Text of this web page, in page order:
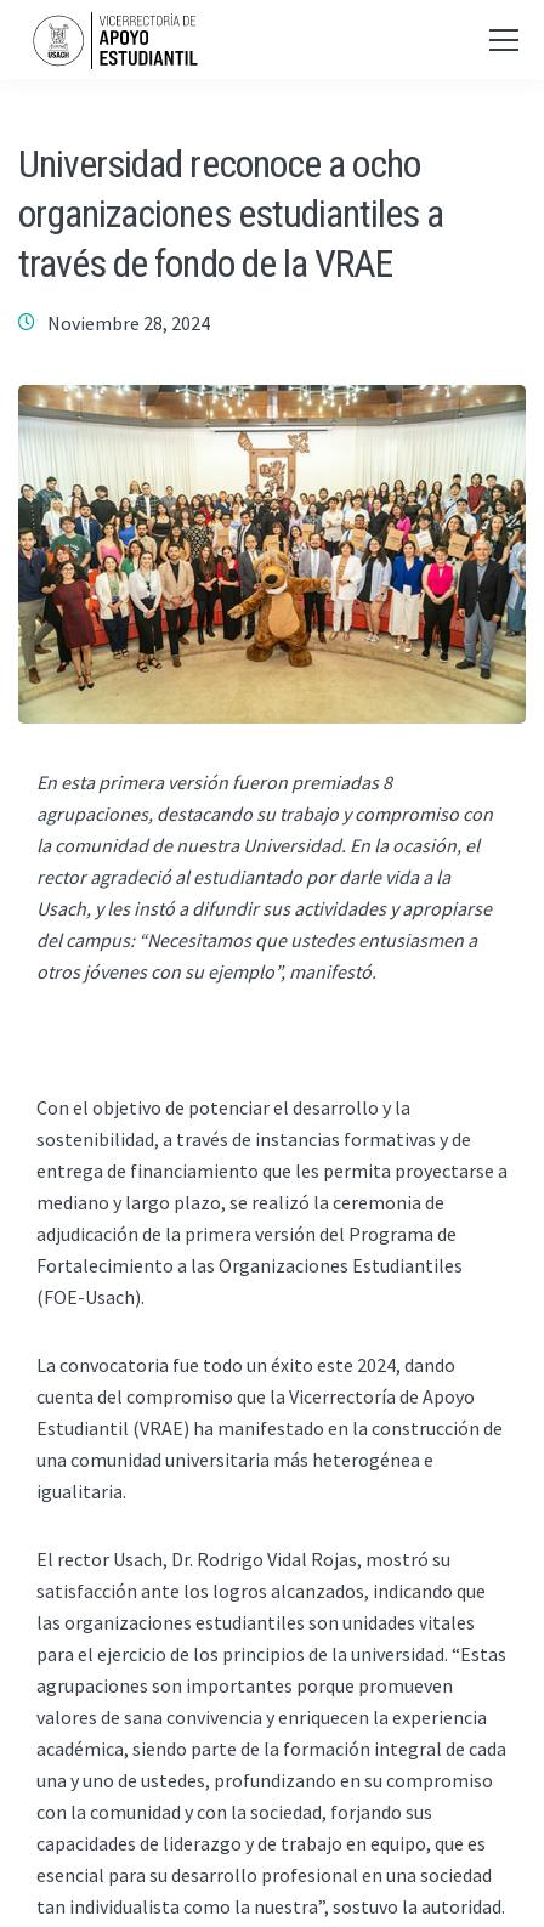
Universidad reconoce a ocho
organizaciones estudiantiles a
través de fondo de la VRAE
Noviembre 28, 2024
En esta primera versión fueron premiadas 8
agrupaciones, destacando su trabajo y compromiso con
la comunidad de nuestra Universidad. En la ocasión, el
rector agradeció al estudiantado por darle vida a la
Usach, y les instó a difundir sus actividades y apropiarse
del campus: “Necesitamos que ustedes entusiasmen a
otros jóvenes con su ejemplo”, manifestó.
Con el objetivo de potenciar el desarrollo y la
sostenibilidad, a través de instancias formativas y de
entrega de financiamiento que les permita proyectarse a
mediano y largo plazo, se realizó la ceremonia de
adjudicación de la primera versión del Programa de
Fortalecimiento a las Organizaciones Estudiantiles
(FOE-Usach).
La convocatoria fue todo un éxito este 2024, dando
cuenta del compromiso que la Vicerrectoría de Apoyo
Estudiantil (VRAE) ha manifestado en la construcción de
una comunidad universitaria más heterogénea e
igualitaria.
El rector Usach, Dr. Rodrigo Vidal Rojas, mostró su
satisfacción ante los logros alcanzados, indicando que
las organizaciones estudiantiles son unidades vitales
para el ejercicio de los principios de la universidad. “Estas
agrupaciones son importantes porque promueven
valores de sana convivencia y enriquecen la experiencia
académica, siendo parte de la formación integral de cada
una y uno de ustedes, profundizando en su compromiso
con la comunidad y con la sociedad, forjando sus
capacidades de liderazgo y de trabajo en equipo, que es
esencial para su desarrollo profesional en una sociedad
tan individualista como la nuestra”, sostuvo la autoridad.